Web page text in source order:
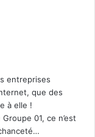
entreprises
que des
à elle !
01, ce n’est